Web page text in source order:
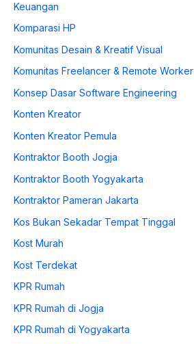
Keuangan
Komparasi HP
Komunitas Desain & Kreatif Visual
Komunitas Freelancer & Remote Worker
Konsep Dasar Software Engineering
Konten Kreator
Konten Kreator Pemula
Kontraktor Booth Jogja
Kontraktor Booth Yogyakarta
Kontraktor Pameran Jakarta
Kos Bukan Sekadar Tempat Tinggal
Kost Murah
Kost Terdekat
KPR Rumah
KPR Rumah di Jogja
KPR Rumah di Yogyakarta